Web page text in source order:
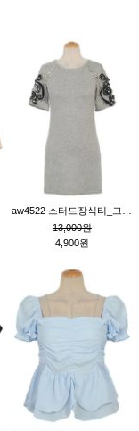
13,000원
4,900원